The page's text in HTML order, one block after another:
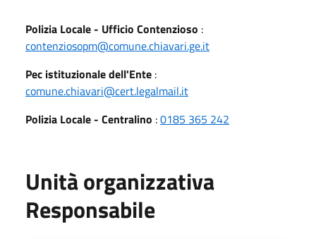
Polizia Locale - Ufficio Contenzioso :
contenziosopm@comune.chiavari.ge.it
Pec istituzionale dell'Ente :
comune.chiavari@cert.legalmail.it
Polizia Locale - Centralino :0185 365 242
Unità organizzativa
Responsabile